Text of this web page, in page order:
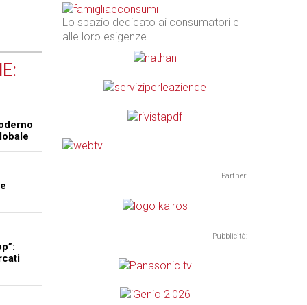
Lo spazio dedicato ai consumatori e
alle loro esigenze
Partner:
Pubblicità: